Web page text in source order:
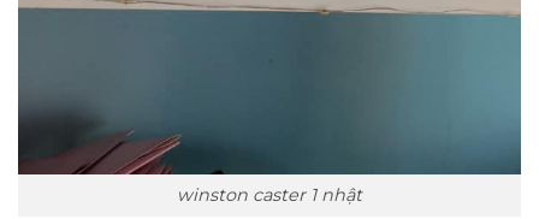
winston caster 1 nhật